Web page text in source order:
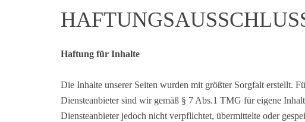
Haftung für Inhalte
Die Inhalte unserer Seiten wurden mit größter Sorgfalt erstellt.
Diensteanbieter sind wir gemäß § 7 Abs.1 TMG für eigene
Diensteanbieter jedoch nicht verpflichtet, übermittelte oder